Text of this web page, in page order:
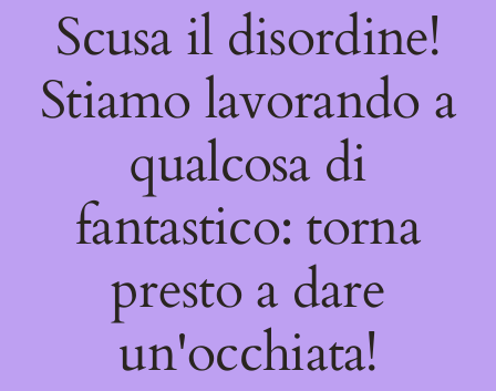
Scusa il disordine!
Stiamo lavorando a
qualcosa di
fantastico: torna
presto a dare
un'occhiata!